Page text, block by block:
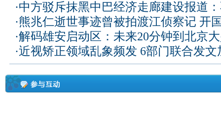
·中方驳斥抹黑中巴经济走廊建设报道
·熊兆仁逝世事迹曾被拍渡江侦察记 开
·解码雄安启动区：未来20分钟到北京
·近视矫正领域乱象频发 6部门联合发文